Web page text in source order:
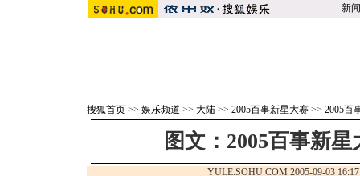
新闻
搜狐首页 >> 娱乐频道 >> 大陆 >> 2005百事新星大赛 >> 2005百
图文：2005百事新
YULE.SOHU.COM 2005-09-03